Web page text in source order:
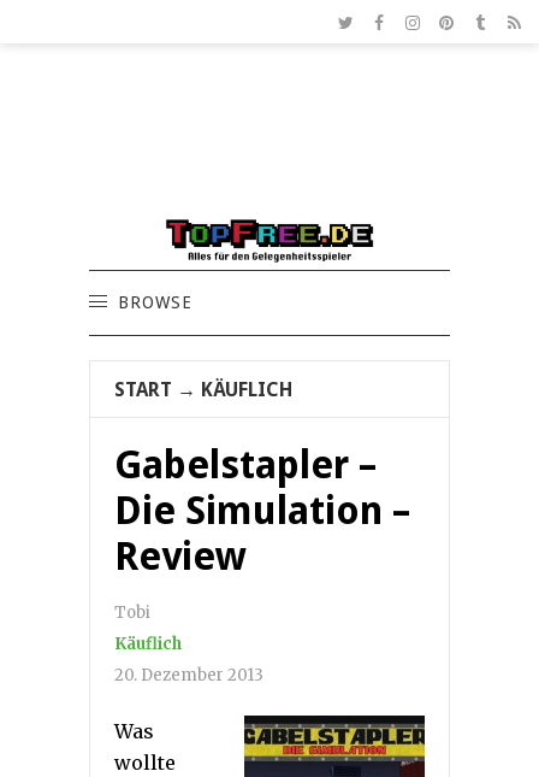
BROWSE
START → KÄUFLICH
Gabelstapler –
Die Simulation –
Review
Tobi
Käuflich
20. Dezember 2013
Was
wollte